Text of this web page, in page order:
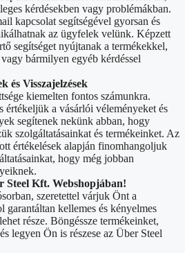
kérdésekben vagy problémákban.
kapcsolat segítségével gyorsan és
az ügyfelek velünk. Képzett
segítséget nyújtanak a termékekkel,
bármilyen egyéb kérdéssel
és Visszajelzések
kiemelten fontos számunkra.
értékeljük a vásárlói véleményeket és
segítenek nekünk abban, hogy
szolgáltatásainkat és termékeinket. Az
értékelések alapján finomhangoljuk
hogy még jobban
Kft. Webshopjában!
szeretettel várjuk Önt a
garantáltan kellemes és kényelmes
része. Böngéssze termékeinket,
legyen Ön is részese az Über Steel